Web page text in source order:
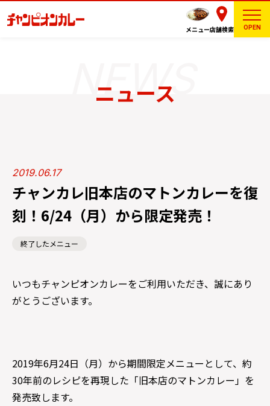
メニュー店舗検索 OPEN
ニュース
2019.06.17
チャンカレ旧本店のマトンカレーを復
刻！6/24（月）から限定発売！
終了したメニュー
いつもチャンピオンカレーをご利用いただき、誠にあり
がとうございます。
2019年6月24日（月）から期間限定メニューとして、約
30年前のレシピを再現した「旧本店のマトンカレー」を
発売致します。